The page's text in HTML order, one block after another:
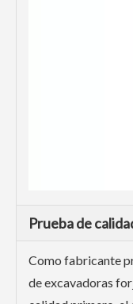
Prueba de
Como fabricante
de excavadoras